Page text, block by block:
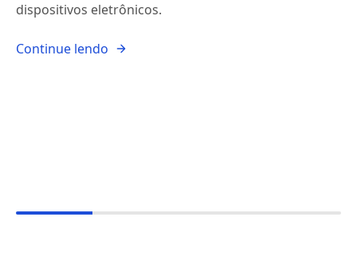
dispositivos eletrônicos.
Continue lendo